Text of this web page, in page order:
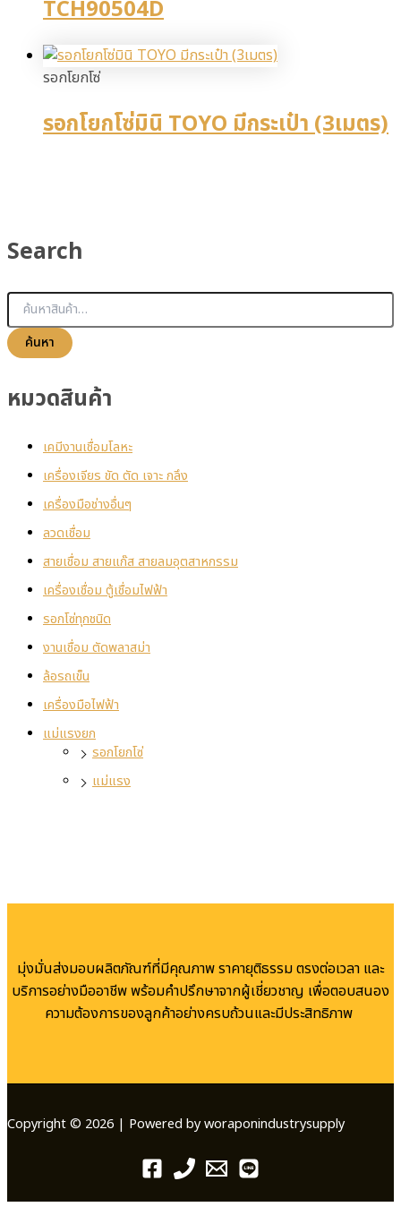
Search
ค้นหา
หมวดสินค้า
เคมีงานเชื่อมโลหะ
เครื่องเจียร ขัด ตัด เจาะ กลึง
เครื่องมือช่างอื่นๆ
ลวดเชื่อม
สายเชื่อม สายแก๊ส สายลมอุตสาหกรรม
เครื่องเชื่อม ตู้เชื่อมไฟฟ้า
รอกโซ่ทุกชนิด
งานเชื่อม ตัดพลาสม่า
ล้อรถเข็น
เครื่องมือไฟฟ้า
แม่แรงยก
รอกโยกโซ่
แม่แรง
TCH90504D
รอกโยกโซ่
รอกโยกโซ่มินิ TOYO มีกระเป๋า (3เมตร)
มุ่งมั่นส่งมอบผลิตภัณฑ์ที่มีคุณภาพ ราคายุติธรรม ตรงต่อเวลา และ
บริการอย่างมืออาชีพ พร้อมคำปรึกษาจากผู้เชี่ยวชาญ เพื่อตอบสนอง
ความต้องการของลูกค้าอย่างครบถ้วนและมีประสิทธิภาพ
Copyright © 2026 | Powered by woraponindustrysupply